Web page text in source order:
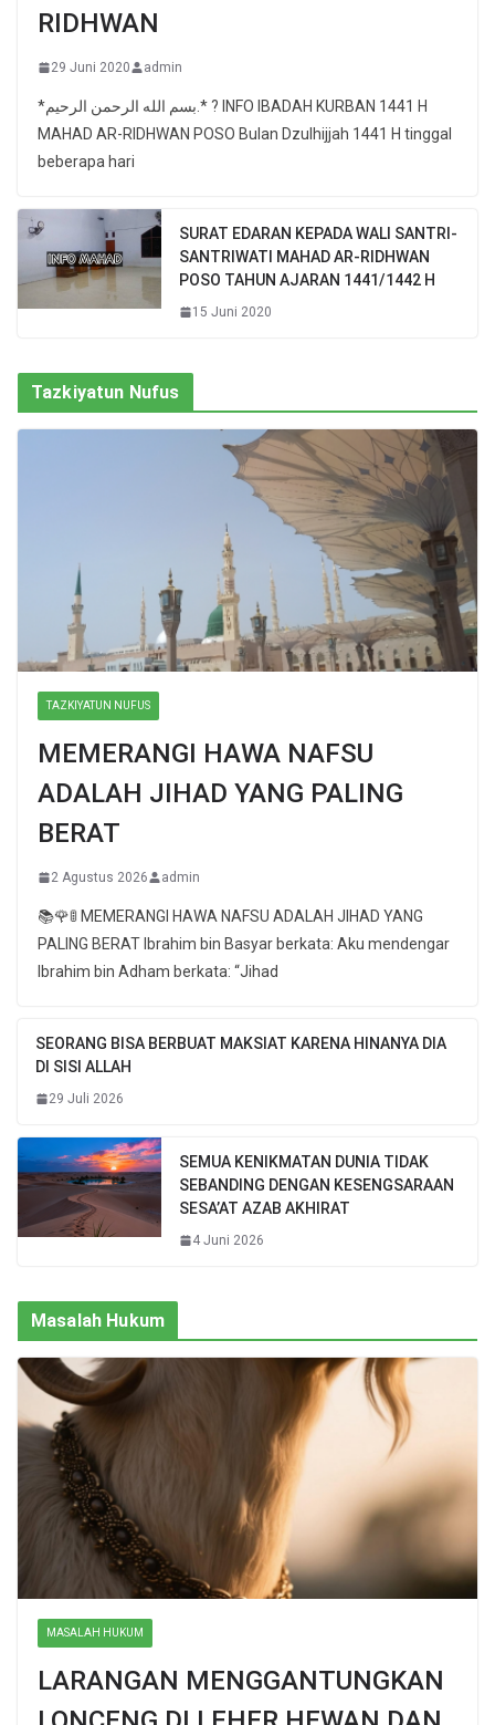
RIDHWAN
29 Juni 2020 admin
*بسم الله الرحمن الرحيم.* ? INFO IBADAH KURBAN 1441 H
MAHAD AR-RIDHWAN POSO Bulan Dzulhijjah 1441 H tinggal
beberapa hari
SURAT EDARAN KEPADA WALI SANTRI-
SANTRIWATI MAHAD AR-RIDHWAN
POSO TAHUN AJARAN 1441/1442 H
15 Juni 2020
Tazkiyatun Nufus
TAZKIYATUN NUFUS
MEMERANGI HAWA NAFSU
ADALAH JIHAD YANG PALING
BERAT
2 Agustus 2026 admin
📚🌹🚦 MEMERANGI HAWA NAFSU ADALAH JIHAD YANG
PALING BERAT Ibrahim bin Basyar berkata: Aku mendengar
Ibrahim bin Adham berkata: “Jihad
SEORANG BISA BERBUAT MAKSIAT KARENA HINANYA DIA
DI SISI ALLAH
29 Juli 2026
SEMUA KENIKMATAN DUNIA TIDAK
SEBANDING DENGAN KESENGSARAAN
SESA’AT AZAB AKHIRAT
4 Juni 2026
Masalah Hukum
MASALAH HUKUM
LARANGAN MENGGANTUNGKAN